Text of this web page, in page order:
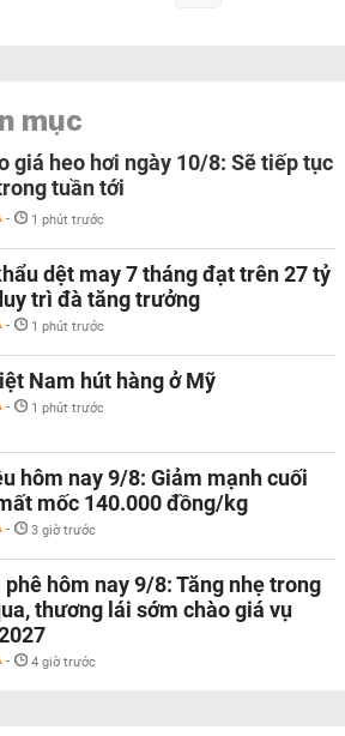
mục
giá heo hơi ngày 10/8: Sẽ tiếp tục
tuần tới
- 1 phút trước
dệt may 7 tháng đạt trên 27 tỷ
trì đà tăng trưởng
- 1 phút trước
Nam hút hàng ở Mỹ
- 1 phút trước
hôm nay 9/8: Giảm mạnh cuối
mốc 140.000 đồng/kg
- 3 giờ trước
phê hôm nay 9/8: Tăng nhẹ trong
thương lái sớm chào giá vụ
- 4 giờ trước